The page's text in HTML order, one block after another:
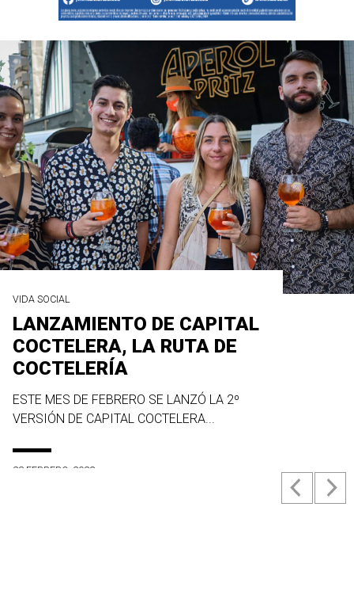
VIDA SOCIAL
LANZAMIENTO DE CAPITAL
COCTELERA, LA RUTA DE
COCTELERÍA
ESTE MES DE FEBRERO SE LANZÓ LA 2º
VERSIÓN DE CAPITAL COCTELERA...
23 FEBRERO, 2022